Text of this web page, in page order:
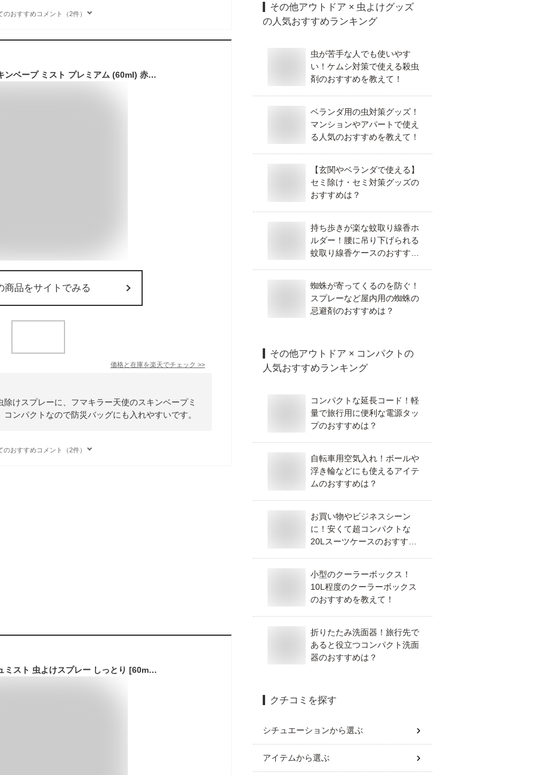
のおすすめコメント（2件）
フマキラー 天使のスキンベープ ミスト プレミアム (60ml) 赤ちゃん 虫よけ スプレー 携帯用
商品をサイトでみる
価格と在庫を楽天でチェック >>
けスプレーに、フマキラー天使のスキンベープミ
ンパクトなので防災バッグにも入れやすいです。
のおすすめコメント（2件）
サラテクト フレッシュミスト 虫よけスプレー しっとり [60ml] 携帯用 アウトドア 蚊・ブヨ・トコジラミなど 忌避 (アース製薬)
その他アウトドア × 虫よけグッズ
の人気おすすめランキング
虫が苦手な人でも使いやす
い！ケムシ対策で使える殺虫
剤のおすすめを教えて！
ベランダ用の虫対策グッズ！
マンションやアパートで使え
る人気のおすすめを教えて！
【玄関やベランダで使える】
セミ除け・セミ対策グッズの
おすすめは？
持ち歩きが楽な蚊取り線香ホ
ルダー！腰に吊り下げられる
蚊取り線香ケースのおすすめ
蜘蛛が寄ってくるのを防ぐ！
スプレーなど屋内用の蜘蛛の
忌避剤のおすすめは？
その他アウトドア × コンパクト の
人気おすすめランキング
コンパクトな延長コード！軽
量で旅行用に便利な電源タッ
プのおすすめは？
自転車用空気入れ！ボールや
浮き輪などにも使えるアイテ
ムのおすすめは？
お買い物やビジネスシーン
に！安くて超コンパクトな
20Lスーツケースのおすすめ
小型のクーラーボックス！
10L程度のクーラーボックス
のおすすめを教えて！
折りたたみ洗面器！旅行先で
あると役立つコンパクト洗面
器のおすすめは？
クチコミを探す
シチュエーションから選ぶ
アイテムから選ぶ